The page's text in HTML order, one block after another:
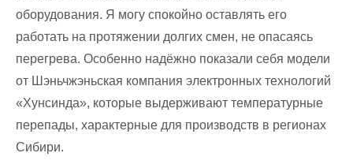
оборудования. Я могу спокойно оставлять его
работать на протяжении долгих смен, не опасаясь
перегрева. Особенно надёжно показали себя модели
от Шэньчжэньская компания электронных технологий
«Хунсинда», которые выдерживают температурные
перепады, характерные для производств в регионах
Сибири.